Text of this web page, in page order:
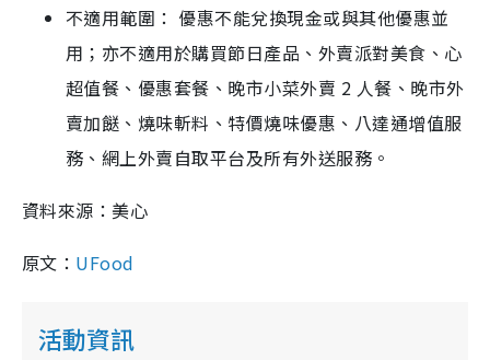
不適用範圍： 優惠不能兌換現金或與其他優惠並
用；亦不適用於購買節日產品、外賣派對美食、心
超值餐、優惠套餐、晚市小菜外賣 2 人餐、晚市外
賣加餸、燒味斬料、特價燒味優惠、八達通增值服
務、網上外賣自取平台及所有外送服務。
資料來源：美心
原文： UFood
活動資訊